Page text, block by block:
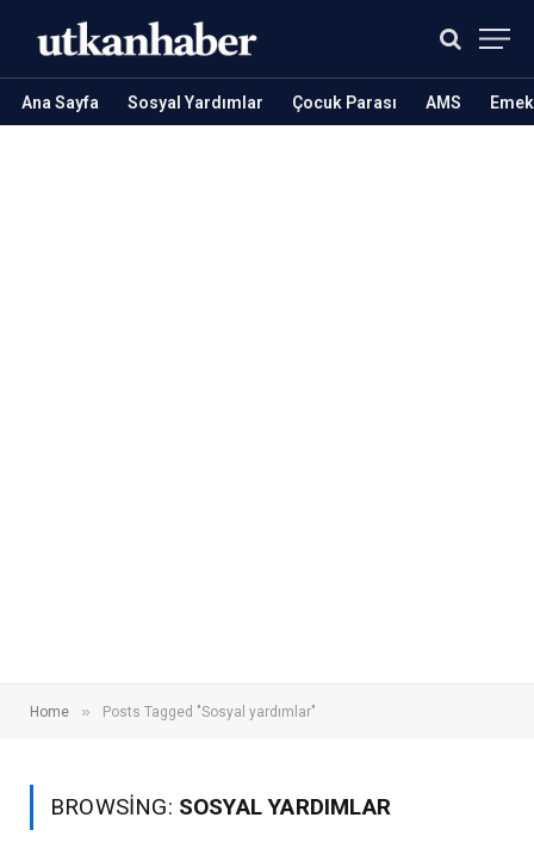
Ana Sayfa Sosyal Yardımlar Çocuk Parası AMS
Home » Posts Tagged "Sosyal yardımlar"
BROWSING: SOSYAL YARDIMLAR